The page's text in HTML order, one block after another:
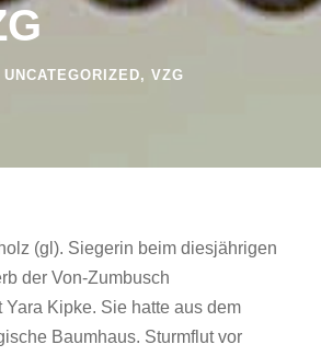
UNCATEGORIZED, VZG
(gl). Siegerin beim diesjährigen
der Von-Zumbusch
Yara Kipke. Sie hatte aus dem
Baumhaus. Sturmflut vor